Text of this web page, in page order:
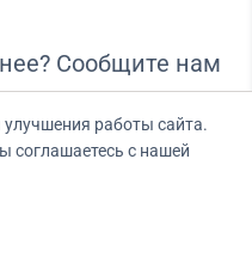
Сообщите нам
для Вас выгодные
работы сайта.
соглашаетесь с нашей